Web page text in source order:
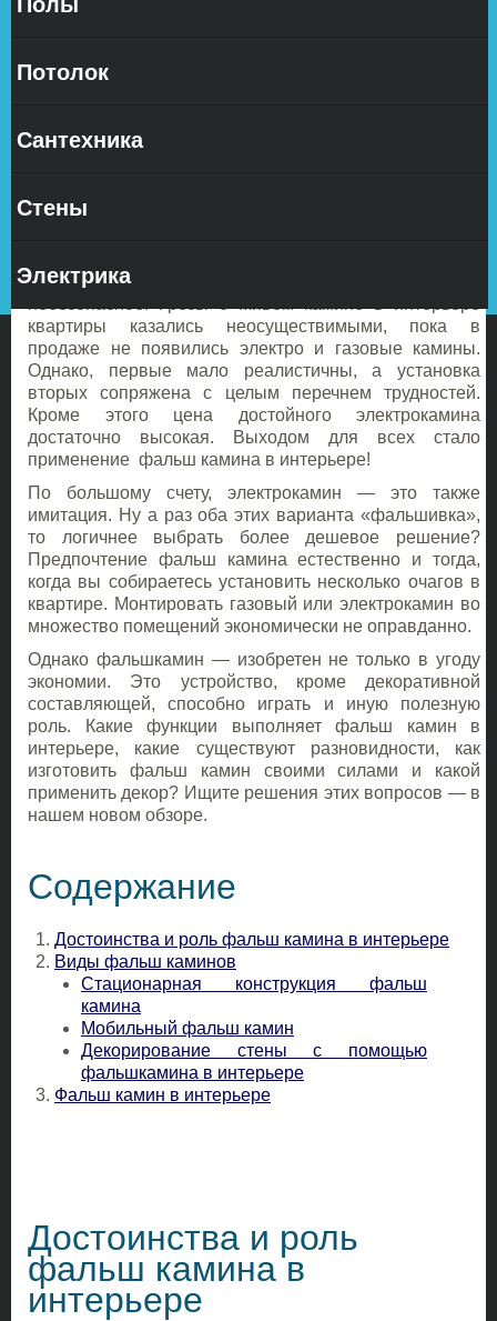
Потолок
Сантехника
Стены
Электрика
времени мечтают о собственном камине, понимая что
практически нереализуемое, да и к тому же —
квартиры казались неосуществимыми, пока в
продаже не появились электро и газовые камины.
Однако, первые мало реалистичны, а установка
вторых сопряжена с целым перечнем трудностей.
Кроме этого цена достойного электрокамина
достаточно высокая. Выходом для всех стало
применение фальш камина в интерьере!
По большому счету, электрокамин — это также
имитация. Ну а раз оба этих варианта «фальшивка»,
то логичнее выбрать более дешевое решение?
Предпочтение фальш камина естественно и тогда,
когда вы собираетесь установить несколько очагов в
квартире. Монтировать газовый или электрокамин во
множество помещений экономически не оправданно.
Однако фальшкамин — изобретен не только в угоду
экономии. Это устройство, кроме декоративной
составляющей, способно играть и иную полезную
роль. Какие функции выполняет фальш камин в
интерьере, какие существуют разновидности, как
изготовить фальш камин своими силами и какой
применить декор? Ищите решения этих вопросов — в
нашем новом обзоре.
Содержание
Достоинства и роль фальш камина в интерьере
Виды фальш каминов
Стационарная конструкция фальш
камина
Мобильный фальш камин
Декорирование стены с помощью
фальшкамина в интерьере
Фальш камин в интерьере
Достоинства и роль
фальш камина в
интерьере